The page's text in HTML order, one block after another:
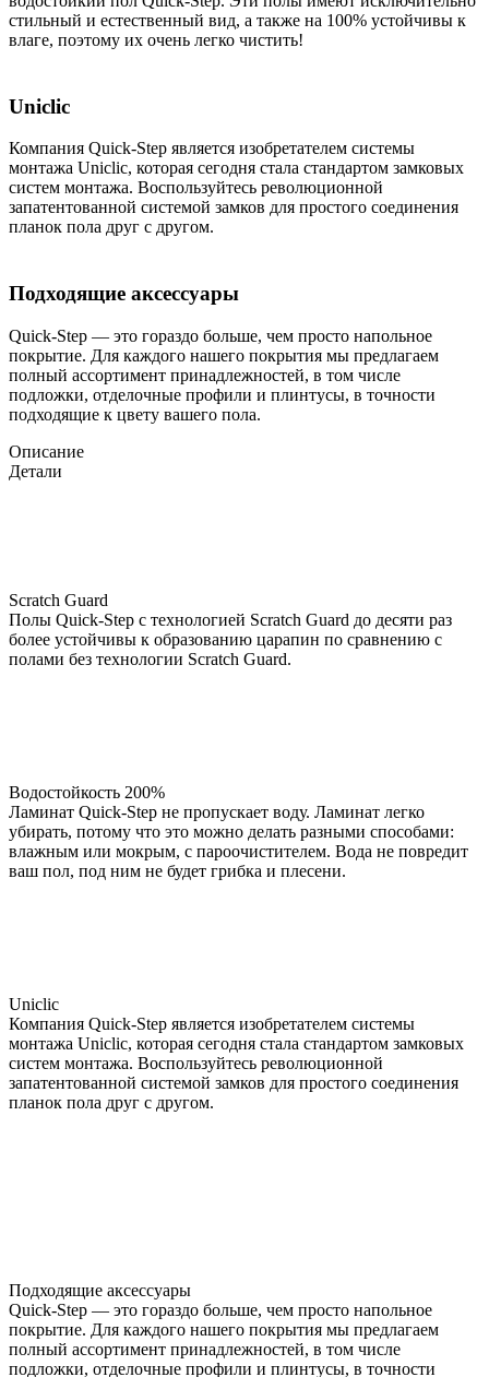
стильный и естественный вид, а также на 100% устойчивы к
влаге, поэтому их очень легко чистить!
Uniclic
Компания Quick-Step является изобретателем системы
монтажа Uniclic, которая сегодня стала стандартом замковых
систем монтажа. Воспользуйтесь революционной
запатентованной системой замков для простого соединения
планок пола друг с другом.
Подходящие аксессуары
Quick-Step — это гораздо больше, чем просто напольное
покрытие. Для каждого нашего покрытия мы предлагаем
полный ассортимент принадлежностей, в том числе
подложки, отделочные профили и плинтусы, в точности
подходящие к цвету вашего пола.
Описание
Детали
Scratch Guard
Полы Quick-Step с технологией Scratch Guard до десяти раз
более устойчивы к образованию царапин по сравнению с
полами без технологии Scratch Guard.
Водостойкость 200%
Ламинат Quick-Step не пропускает воду. Ламинат легко
убирать, потому что это можно делать разными способами:
влажным или мокрым, с пароочистителем. Вода не повредит
ваш пол, под ним не будет грибка и плесени.
Uniclic
Компания Quick-Step является изобретателем системы
монтажа Uniclic, которая сегодня стала стандартом замковых
систем монтажа. Воспользуйтесь революционной
запатентованной системой замков для простого соединения
планок пола друг с другом.
Подходящие аксессуары
Quick-Step — это гораздо больше, чем просто напольное
покрытие. Для каждого нашего покрытия мы предлагаем
полный ассортимент принадлежностей, в том числе
подложки, отделочные профили и плинтусы, в точности